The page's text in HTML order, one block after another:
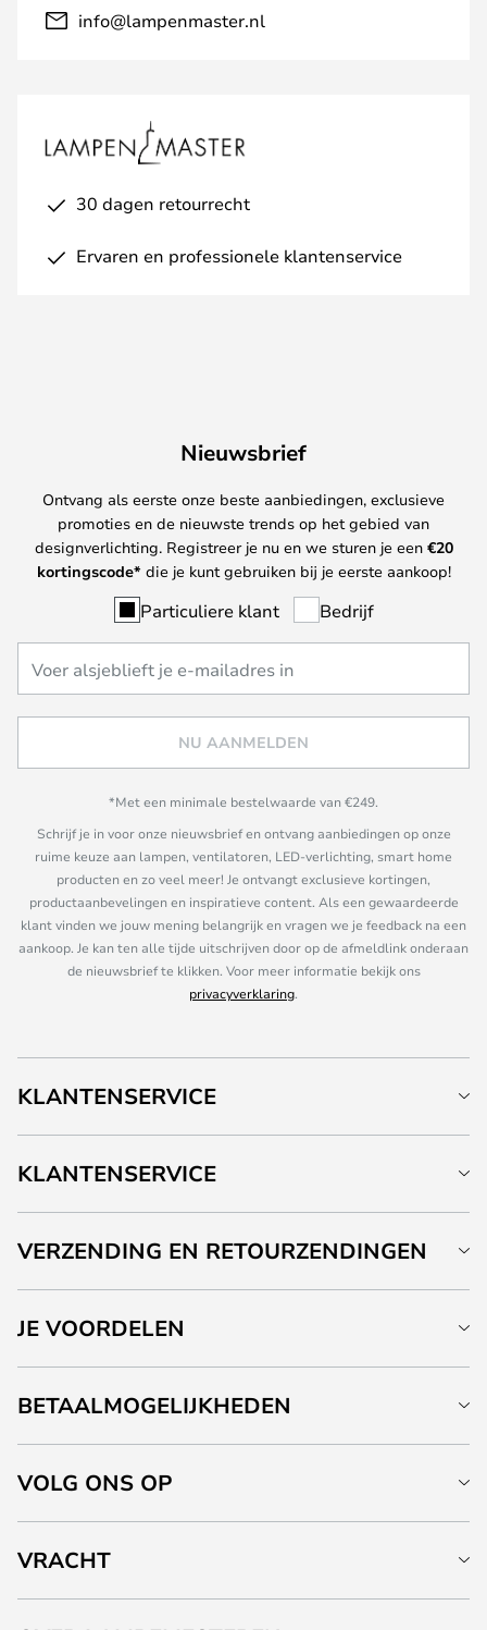
info@lampenmaster.nl
30 dagen retourrecht
Ervaren en professionele klantenservice
Nieuwsbrief
Ontvang als eerste onze beste aanbiedingen, exclusieve
promoties en de nieuwste trends op het gebied van
designverlichting. Registreer je nu en we sturen je een €20
kortingscode* die je kunt gebruiken bij je eerste aankoop!
Particuliere klant Bedrijf
NU AANMELDEN
*Met een minimale bestelwaarde van €249.
Schrijf je in voor onze nieuwsbrief en ontvang aanbiedingen op onze
ruime keuze aan lampen, ventilatoren, LED-verlichting, smart home
producten en zo veel meer! Je ontvangt exclusieve kortingen,
productaanbevelingen en inspiratieve content. Als een gewaardeerde
klant vinden we jouw mening belangrijk en vragen we je feedback na een
aankoop. Je kan ten alle tijde uitschrijven door op de afmeldlink onderaan
de nieuwsbrief te klikken. Voor meer informatie bekijk ons
privacyverklaring.
KLANTENSERVICE
KLANTENSERVICE
VERZENDING EN RETOURZENDINGEN
JE VOORDELEN
BETAALMOGELIJKHEDEN
VOLG ONS OP
VRACHT